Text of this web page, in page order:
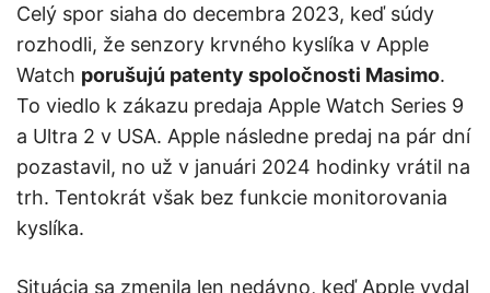
Celý spor siaha do decembra 2023, keď súdy
rozhodli, že senzory krvného kyslíka v Apple
Watch porušujú patenty spoločnosti Masimo.
To viedlo k zákazu predaja Apple Watch Series 9
a Ultra 2 v USA. Apple následne predaj na pár dní
pozastavil, no už v januári 2024 hodinky vrátil na
trh. Tentokrát však bez funkcie monitorovania
kyslíka.
Situácia sa zmenila len nedávno, keď Apple vydal